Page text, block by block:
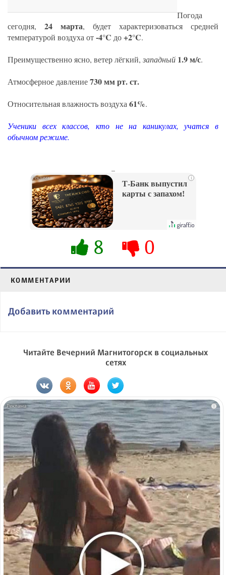
Погода
сегодня, 24 марта, будет характеризоваться средней
температурой воздуха от-4°C до+2°C.
Преимущественно ясно, ветер лёгкий, западный 1.9 м/с.
Атмосферное давление730 мм рт. ст.
Относительная влажность воздуха61%.
Ученики всех классов, кто не на каникулах, учатся в
обычном режиме.
i
Т-Банк выпустил
карты с запахом!
8 0
КОММЕНТАРИИ
Добавить комментарий
Читайте Вечерний Магнитогорск в социальных
сетях
i